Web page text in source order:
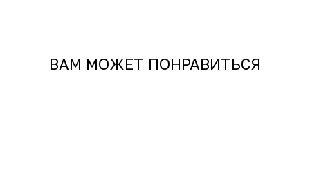
ВАМ МОЖЕТ ПОНРАВИТЬСЯ